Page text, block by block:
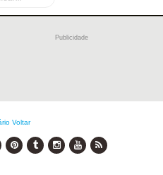
Publicidade
Voltar